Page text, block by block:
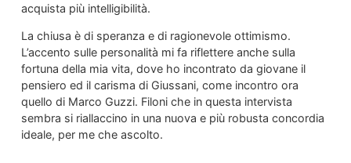
acquista più intelligibilità.
La chiusa è di speranza e di ragionevole ottimismo.
L’accento sulle personalità mi fa riflettere anche sulla
fortuna della mia vita, dove ho incontrato da giovane il
pensiero ed il carisma di Giussani, come incontro ora
quello di Marco Guzzi. Filoni che in questa intervista
sembra si riallaccino in una nuova e più robusta concordia
ideale, per me che ascolto.